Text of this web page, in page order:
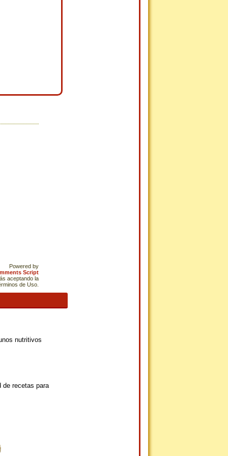
Powered by
Script
aceptando la
de Uso.
nutritivos
de recetas para